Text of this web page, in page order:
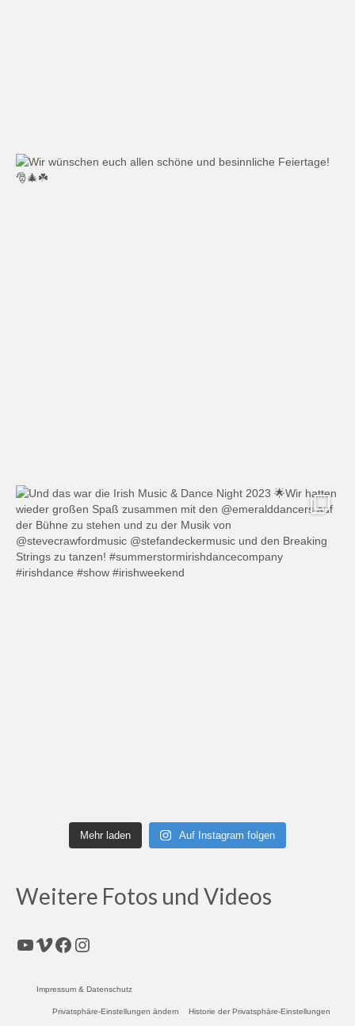
Mehr laden Auf Instagram folgen
Weitere Fotos und Videos
YouTube
Vimeo
Facebook
Instagram
Impressum & Datenschutz
Privatsphäre-Einstellungen ändern Historie der Privatsphäre-Einstellungen